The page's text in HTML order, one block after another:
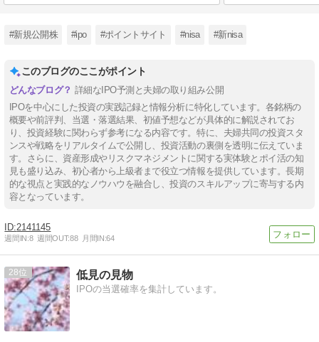
#新規公開株 #ipo #ポイントサイト #nisa #新nisa
このブログのここがポイント
詳細なIPO予測と夫婦の取り組み公開
IPOを中心にした投資の実践記録と情報分析に特化しています。各銘柄の
概要や前評判、当選・落選結果、初値予想などが具体的に解説されてお
り、投資経験に関わらず参考になる内容です。特に、夫婦共同の投資スタ
ンスや戦略をリアルタイムで公開し、投資活動の裏側を透明に伝えていま
す。さらに、資産形成やリスクマネジメントに関する実体験とポイ活の知
見も盛り込み、初心者から上級者まで役立つ情報を提供しています。長期
的な視点と実践的なノウハウを融合し、投資のスキルアップに寄与する内
容となっています。
2141145
週間IN:8 週間OUT:88 月間IN:64
28 低見の見物
IPOの当選確率を集計しています。